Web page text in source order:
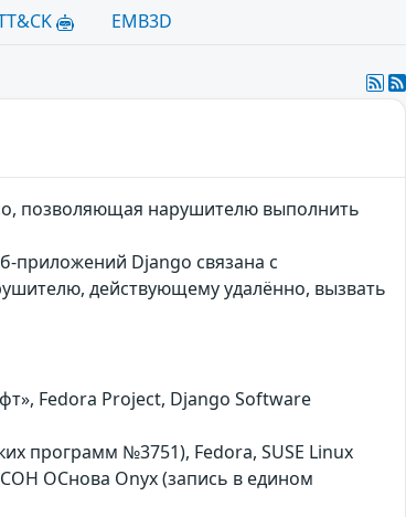
EMB3D
позволяющая нарушителю выполнить
приложений Django связана с
действующему удалённо, вызвать
Fedora Project, Django Software
программ №3751), Fedora, SUSE Linux
ОСнова Оnyx (запись в едином